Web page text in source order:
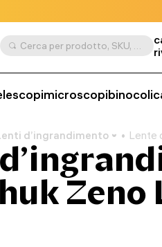
Cerca per prodotto, SKU, categoria, ecc.
microscopibinocoli
d’ingrandimento Lente
Zeno